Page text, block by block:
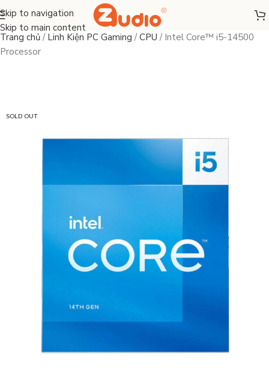
Skip to navigation
Skip to main content
Trang chủ / Linh Kiện PC Gaming /CPU / Intel Core™ i5-14500
Processor
SOLD OUT